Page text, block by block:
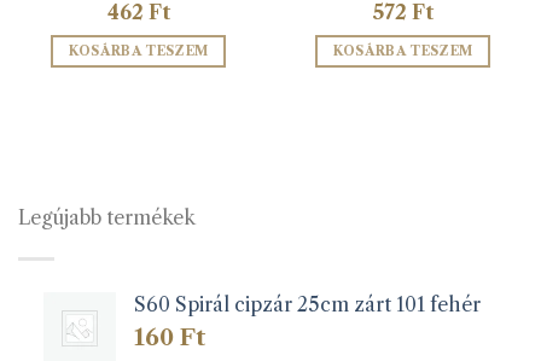
462 Ft
KOSÁRBA TESZEM
572 Ft
KOSÁRBA TESZEM
Legújabb termékek
S60 Spirál cipzár 25cm zárt 101 fehér
160 Ft